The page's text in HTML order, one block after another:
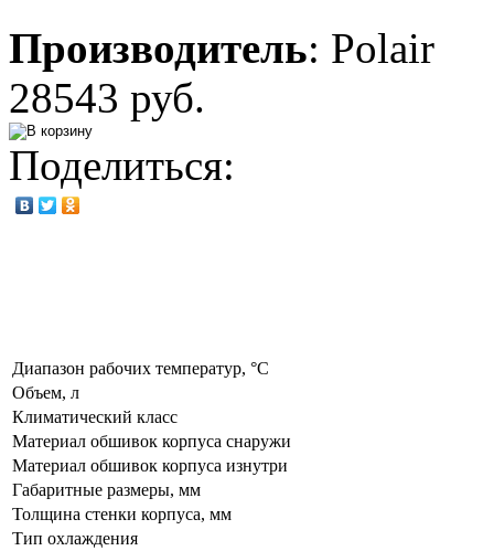
Производитель: Polair
28543 руб.
Поделиться:
Диапазон рабочих температур, °C
Объем, л
Климатический класс
Материал обшивок корпуса снаружи
Материал обшивок корпуса изнутри
Габаритные размеры, мм
Толщина стенки корпуса, мм
Тип охлаждения